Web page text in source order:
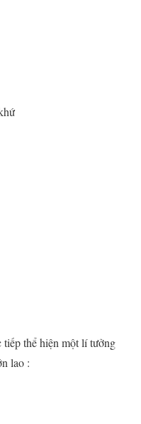
thể hiện một lí tưởng
lao :